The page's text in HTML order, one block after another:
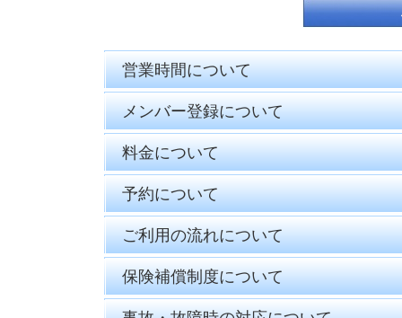
営業時間について
メンバー登録について
料金について
予約について
ご利用の流れについて
保険補償制度について